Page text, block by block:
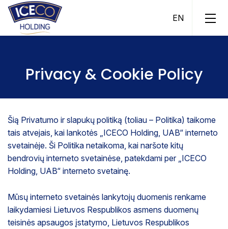
ICECO Ice Cream
ICECO Fish
ICECO Fish Pool
ICECO Assets
Privacy & Cookie Policy
Šią Privatumo ir slapukų politiką (toliau – Politika) taikome
tais atvejais, kai lankotės „ICECO Holding, UAB“ interneto
svetainėje. Ši Politika netaikoma, kai naršote kitų
bendrovių interneto svetainėse, patekdami per „ICECO
Holding, UAB“ interneto svetainę.
Mūsų interneto svetainės lankytojų duomenis renkame
laikydamiesi Lietuvos Respublikos asmens duomenų
teisinės apsaugos įstatymo, Lietuvos Respublikos